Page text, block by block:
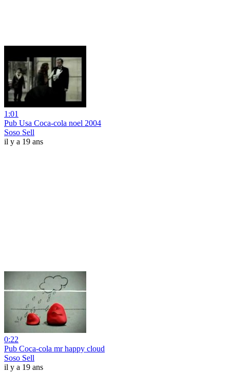
1:01
Pub Usa Coca-cola noel 2004
Soso Sell
il y a 19 ans
0:22
Pub Coca-cola mr happy cloud
Soso Sell
il y a 19 ans